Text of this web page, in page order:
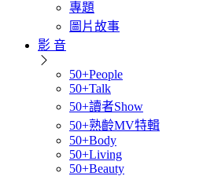
專題
圖片故事
影 音
50+People
50+Talk
50+讀者Show
50+熟齡MV特輯
50+Body
50+Living
50+Beauty